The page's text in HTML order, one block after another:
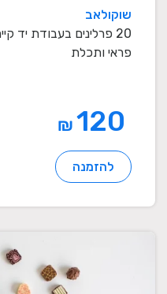
שוקולאב
פראי ותכלת
₪
להזמנה